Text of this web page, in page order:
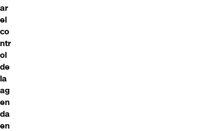
ar
el
co
ntr
ol
de
la
ag
en
da
en